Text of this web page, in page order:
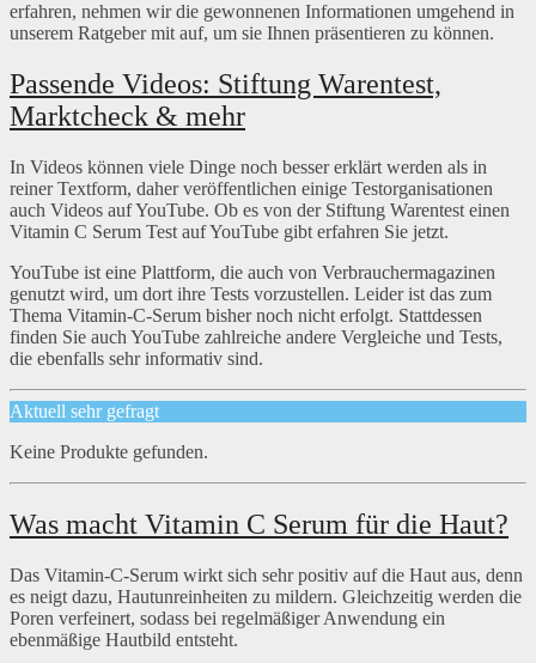
erfahren, nehmen wir die gewonnenen Informationen umgehend in
unserem Ratgeber mit auf, um sie Ihnen präsentieren zu können.
Passende Videos: Stiftung Warentest,
Marktcheck & mehr
In Videos können viele Dinge noch besser erklärt werden als in
reiner Textform, daher veröffentlichen einige Testorganisationen
auch Videos auf YouTube. Ob es von der Stiftung Warentest einen
Vitamin C Serum Test auf YouTube gibt erfahren Sie jetzt.
YouTube ist eine Plattform, die auch von Verbrauchermagazinen
genutzt wird, um dort ihre Tests vorzustellen. Leider ist das zum
Thema Vitamin-C-Serum bisher noch nicht erfolgt. Stattdessen
finden Sie auch YouTube zahlreiche andere Vergleiche und Tests,
die ebenfalls sehr informativ sind.
Aktuell sehr gefragt
Keine Produkte gefunden.
Was macht Vitamin C Serum für die Haut?
Das Vitamin-C-Serum wirkt sich sehr positiv auf die Haut aus, denn
es neigt dazu, Hautunreinheiten zu mildern. Gleichzeitig werden die
Poren verfeinert, sodass bei regelmäßiger Anwendung ein
ebenmäßige Hautbild entsteht.